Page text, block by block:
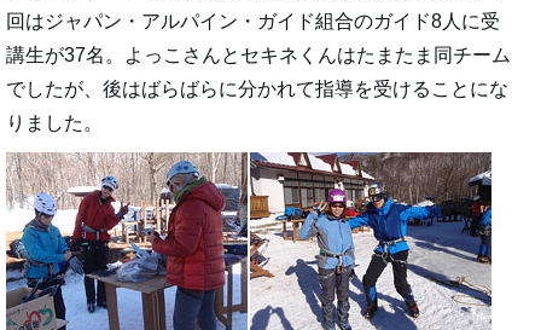
回はジャパン・アルパイン・ガイド組合のガイド8人に受
講生が37名。よっこさんとセキネくんはたまたま同チーム
でしたが、後はばらばらに分かれて指導を受けることにな
りました。